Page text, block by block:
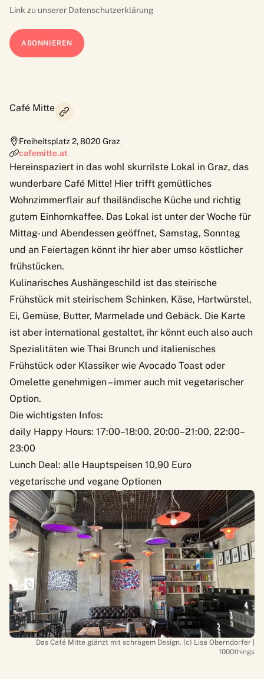
Link zu unserer Datenschutzerklärung
Café Mitte
Freiheitsplatz 2,8020 Graz
cafemitte.at
Hereinspaziert in das wohl skurrilste Lokal in Graz, das
wunderbare Café Mitte! Hier trifft gemütliches
Wohnzimmerflair auf thailändische Küche und richtig
gutem Einhornkaffee. Das Lokal ist unter der Woche für
Mittag- und Abendessen geöffnet, Samstag, Sonntag
und an Feiertagen könnt ihr hier aber umso köstlicher
frühstücken.
Kulinarisches Aushängeschild ist das steirische
Frühstück mit steirischem Schinken, Käse, Hartwürstel,
Ei, Gemüse, Butter, Marmelade und Gebäck. Die Karte
ist aber international gestaltet, ihr könnt euch also auch
Spezialitäten wie Thai Brunch und italienisches
Frühstück oder Klassiker wie Avocado Toast oder
Omelette genehmigen – immer auch mit vegetarischer
Option.
Die wichtigsten Infos:
daily Happy Hours: 17:00–18:00, 20:00–21:00, 22:00–
23:00
Lunch Deal: alle Hauptspeisen 10,90 Euro
vegetarische und vegane Optionen
Das Café Mitte glänzt mit schrägem Design. (c) Lisa Oberndorfer |
1000things